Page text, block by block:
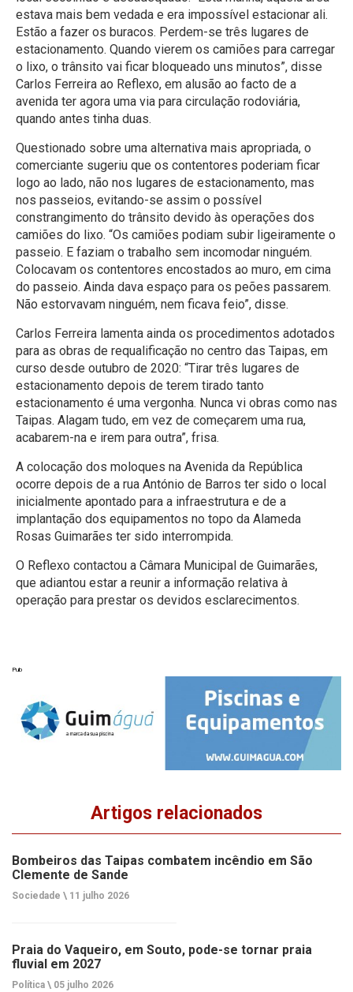
estava mais bem vedada e era impossível estacionar ali.
Estão a fazer os buracos. Perdem-se três lugares de
estacionamento. Quando vierem os camiões para carregar
o lixo, o trânsito vai ficar bloqueado uns minutos”, disse
Carlos Ferreira ao Reflexo, em alusão ao facto de a
avenida ter agora uma via para circulação rodoviária,
quando antes tinha duas.
Questionado sobre uma alternativa mais apropriada, o
comerciante sugeriu que os contentores poderiam ficar
logo ao lado, não nos lugares de estacionamento, mas
nos passeios, evitando-se assim o possível
constrangimento do trânsito devido às operações dos
camiões do lixo. “Os camiões podiam subir ligeiramente o
passeio. E faziam o trabalho sem incomodar ninguém.
Colocavam os contentores encostados ao muro, em cima
do passeio. Ainda dava espaço para os peões passarem.
Não estorvavam ninguém, nem ficava feio”, disse.
Carlos Ferreira lamenta ainda os procedimentos adotados
para as obras de requalificação no centro das Taipas, em
curso desde outubro de 2020: “Tirar três lugares de
estacionamento depois de terem tirado tanto
estacionamento é uma vergonha. Nunca vi obras como nas
Taipas. Alagam tudo, em vez de começarem uma rua,
acabarem-na e irem para outra”, frisa.
A colocação dos moloques na Avenida da República
ocorre depois de a rua António de Barros ter sido o local
inicialmente apontado para a infraestrutura e de a
implantação dos equipamentos no topo da Alameda
Rosas Guimarães ter sido interrompida.
O Reflexo contactou a Câmara Municipal de Guimarães,
que adiantou estar a reunir a informação relativa à
operação para prestar os devidos esclarecimentos.
Pub
Artigos relacionados
Bombeiros das Taipas combatem incêndio em São
Clemente de Sande
Sociedade \ 11 julho 2026
Praia do Vaqueiro, em Souto, pode-se tornar praia
fluvial em 2027
Política \ 05 julho 2026